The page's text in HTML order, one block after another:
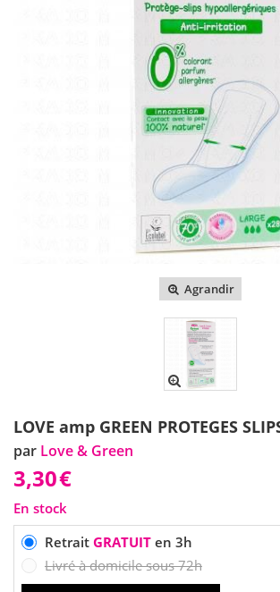
Agrandir
LOVE amp GREEN PROTEGES
par Love & Green
3,30€
En stock
Retrait GRATUITen 3h
Livré à domicile sous 72h